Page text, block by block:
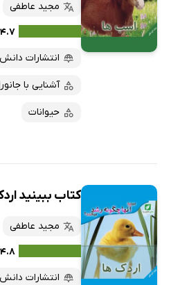
مجید عاطفی
۴.۷
انتشارات دانش
آشنایی با
حیوانات
کتاب ببینید
مجید عاطفی
۴.۸
انتشارات دانش